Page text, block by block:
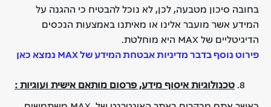
בחובה סיכון מטבעה, לכן, לא נוכל להבטיח כי ההגנה על
המידע אשר מועבר אלינו או מאיתנו באמצעות הנכסים
הדיגיטליים של MAX
היא מוחלטת.
פירוט נוסף בדבר מדיניות אבטחת המידע של MAX נמצא כאן
טכנולוגיותאיסוף מידע, פרסום מותאם אישית ועוגיות :